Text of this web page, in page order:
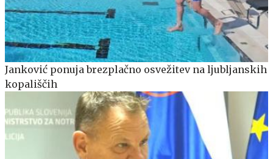
Janković ponuja brezplačno osvežitev na ljubljanskih
kopališčih